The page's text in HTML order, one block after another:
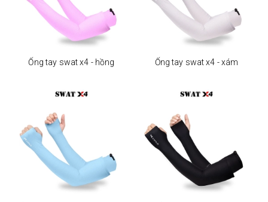
Ống tay swat x4 - hồng Ống tay swat x4 - xám